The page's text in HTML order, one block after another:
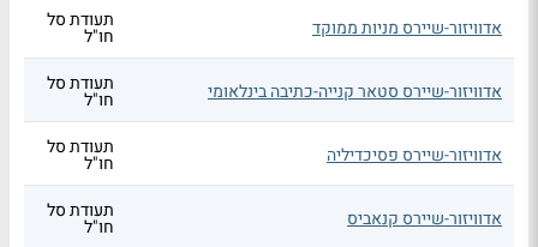
אדוויזור-שיירס מניות ממוקד תעודת סל
חו"ל
אדוויזור-שיירס סטאר קנייה-כתיבה בינלאומי תעודת סל
חו"ל
אדוויזור-שיירס פסיכדיליה תעודת סל
חו"ל
אדוויזור-שיירס קנאביס תעודת סל
חו"ל